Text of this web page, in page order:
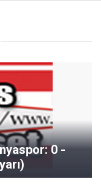
0 -